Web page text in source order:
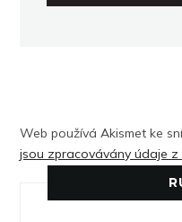
Web používá Akismet ke
jsou zpracovávány údaje z